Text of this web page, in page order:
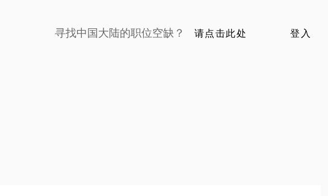
登入
寻找中国大陆的职位空缺？ 请点击此处